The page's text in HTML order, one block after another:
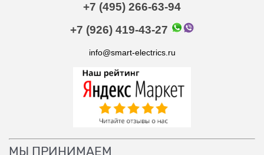
+7 (495) 266-63-94
+7 (926) 419-43-27
info@smart-electrics.ru
МЫ ПРИНИМАЕМ